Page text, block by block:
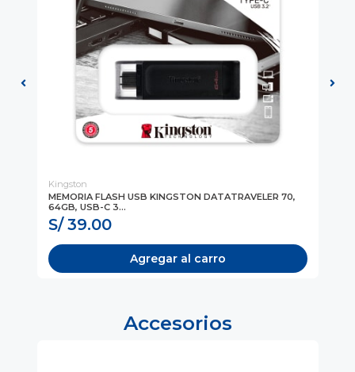
Kingston
MEMORIA FLASH USB KINGSTON DATATRAVELER 70,
64GB, USB-C 3...
S/ 39.00
Agregar al carro
Accesorios